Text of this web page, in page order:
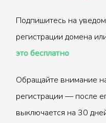
Подпишитесь на
регистрации домена
это бесплатно
Обращайте внимание
регистрации — после
выключается на 30